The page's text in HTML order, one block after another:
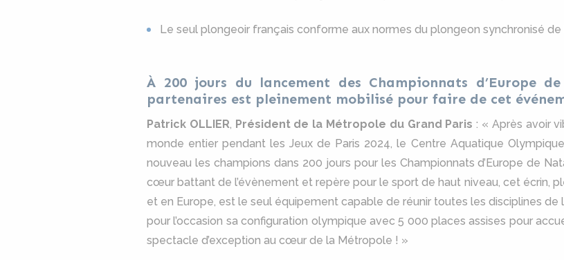
Le seul plongeoir français conforme aux normes du plongeon synchronisé de
À 200 jours du lancement des Championnats d’Europe
partenaires est pleinement mobilisé pour faire de cet
Patrick OLLIER, Président de la Métropole du Grand Paris : « Après avoir
monde entier pendant les Jeux de Paris 2024, le Centre Aquatique
nouveau les champions dans 200 jours pour les Championnats d’Europe de
cœur battant de l’évènement et repère pour le sport de haut niveau, cet écrin,
et en Europe, est le seul équipement capable de réunir toutes les disciplines de
pour l’occasion sa configuration olympique avec 5 000 places assises pour
spectacle d’exception au cœur de la Métropole ! »